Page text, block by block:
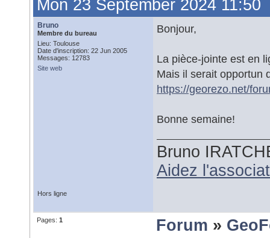
Mon 23 September 2024 11:50
Bruno
Membre du bureau
Lieu: Toulouse
Date d'inscription: 22 Jun 2005
Messages: 12783
Site web
Bonjour,
La pièce-jointe est en
Mais il serait opportun
https://georezo.net/
Bonne semaine!
Bruno
Aidez
Hors ligne
Pages: 1 Forum »